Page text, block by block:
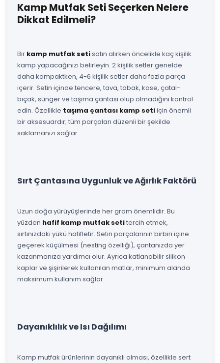
Kamp Mutfak Seti Seçerken Nelere
Dikkat Edilmeli?
Bir kamp mutfak setisatın alırken öncelikle kaç kişilik
kamp yapacağınızı belirleyin. 2 kişilik setler genelde
daha kompaktken, 4-6 kişilik setler daha fazla parça
içerir. Setin içinde tencere, tava, tabak, kase, çatal-
bıçak, sünger ve taşıma çantası olup olmadığını kontrol
edin. Özellikle taşıma çantası kamp setiiçin önemli
bir aksesuardır; tüm parçaları düzenli bir şekilde
saklamanızı sağlar.
Sırt Çantasına Uygunluk ve Ağırlık Faktörü
Uzun doğa yürüyüşlerinde her gram önemlidir. Bu
yüzden hafif kamp mutfak setitercih etmek,
sırtınızdaki yükü hafifletir. Setin parçalarının birbiri içine
geçerek küçülmesi (nesting özelliği), çantanızda yer
kazanmanıza yardımcı olur. Ayrıca katlanabilir silikon
kaplar ve şişirilerek kullanılan matlar, minimum alanda
maksimum kullanım sağlar.
Dayanıklılık ve Isı Dağılımı
Kamp mutfak ürünlerinin dayanıklı olması, özellikle sert